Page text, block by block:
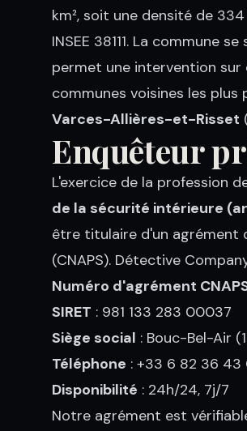
km², soit une densité de
INSEE 38111. La commune
permet une intervention sur
communes voisines les
Varces-Allières-et-Risset
Enquêteur
L'exercice de la profession
de la sécurité intérieure
être titulaire d'un agrément
(CNAPS). Détective
Numéro d'agrément
SIRET : 981 133 283 00037
Siège social : Bouc-Bel-Air
Téléphone : +33 6 82 36 43
Disponibilité : 24h/24, 7j/7
Notre agrément est